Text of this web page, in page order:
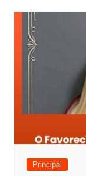
Principal